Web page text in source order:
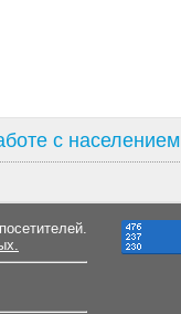
с населением